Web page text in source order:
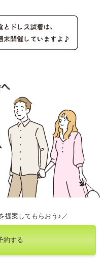
提案してもらおう♪／
約する